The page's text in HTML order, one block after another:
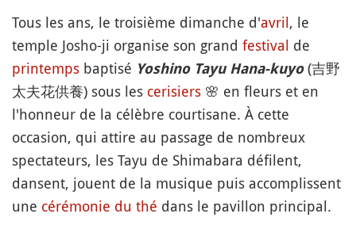
Tous les ans, le troisième dimanche d'avril, le
temple Josho-ji organise son grand festival de
printemps baptisé Yoshino Tayu Hana-kuyo(吉野
太夫花供養) sous les cerisiers 🌸 en fleurs et en
l'honneur de la célèbre courtisane. À cette
occasion, qui attire au passage de nombreux
spectateurs, les Tayu de Shimabara défilent,
dansent, jouent de la musique puis accomplissent
une cérémonie du thé dans le pavillon principal.